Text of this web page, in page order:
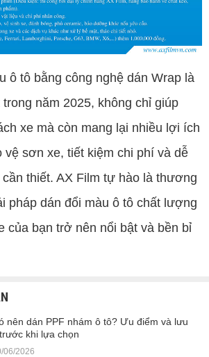
ô tô bằng công nghệ dán Wrap là
năm 2025, không chỉ giúp
xe mà còn mang lại nhiều lợi ích
sơn xe, tiết kiệm chi phí và dễ
thiết. AX Film tự hào là thương
pháp dán đổi màu ô tô chất lượng
của bạn trở nên nổi bật và bền bỉ
nên dán PPF nhám ô tô? Ưu điểm và lưu
khi lựa chọn
06/2026